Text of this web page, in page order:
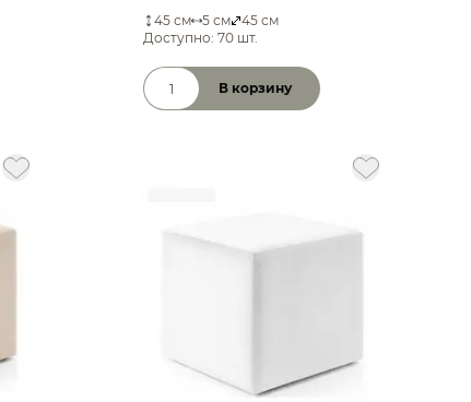
45 см 5 см
45 см
Доступно: 70 шт.
Количество товара
В корзину